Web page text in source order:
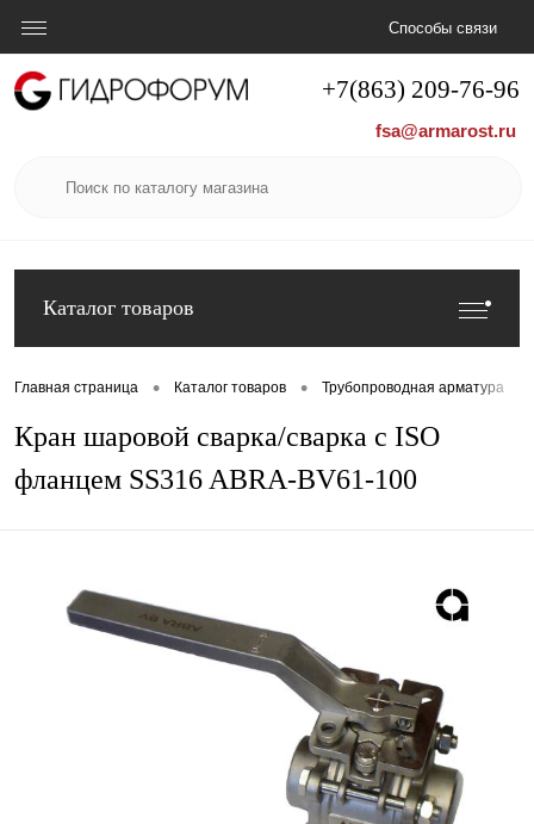
+7(863) 209-76-96
fsa@armarost.ru
Способы связи
Каталог товаров
Главная страница • Каталог товаров • Трубопроводная арматура
Кран шаровой сварка/сварка с ISO
фланцем SS316 ABRA-BV61-100